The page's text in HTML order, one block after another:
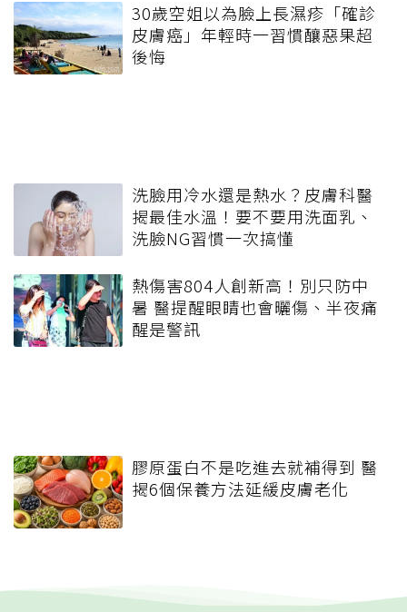
30歲空姐以為臉上長濕疹「確診
皮膚癌」年輕時一習慣釀惡果超
後悔
洗臉用冷水還是熱水？皮膚科醫
揭最佳水溫！要不要用洗面乳、
洗臉NG習慣一次搞懂
熱傷害804人創新高！別只防中
暑 醫提醒眼睛也會曬傷、半夜痛
醒是警訊
膠原蛋白不是吃進去就補得到 醫
揭6個保養方法延緩皮膚老化